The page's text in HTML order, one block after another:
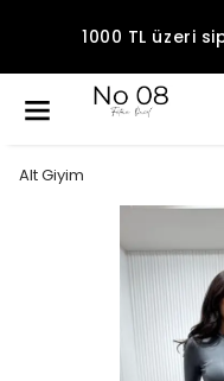
1000 TL üzeri
Alt Giyim